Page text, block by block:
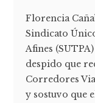
Florencia
Sindicato
Afines
despido que
Corredores
y sostuvo que